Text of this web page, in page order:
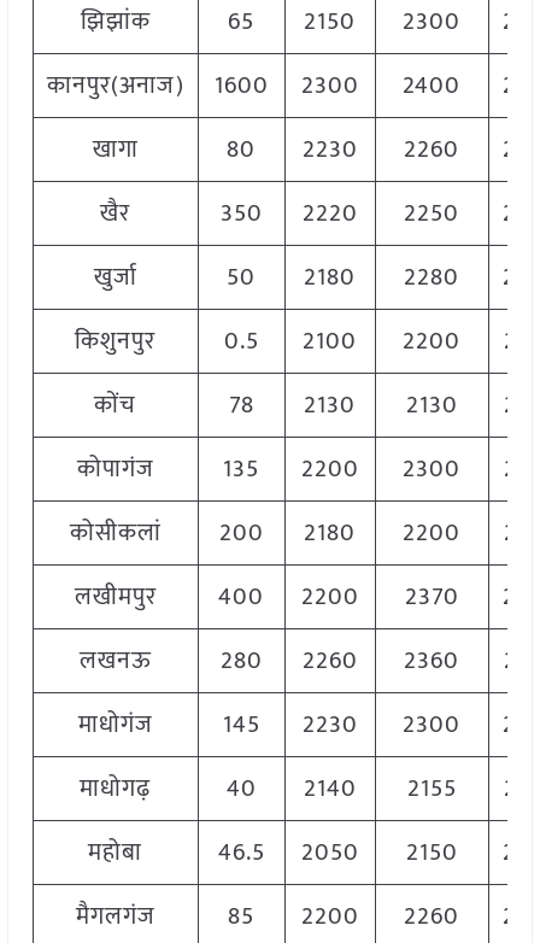
झिझांक
65 2150 2300
कानपुर(अनाज)
1600 2300 2400
खागा
80 2230 2260
खैर
350 2220 2250
खुर्जा
50 2180 2280
किशुनपुर
0.5 2100 2200
कोंच
78 2130 2130
कोपागंज
135 2200 2300
कोसीकलां
200 2180 2200
लखीमपुर
400 2200 2370
लखनऊ
280 2260 2360
माधोगंज
145 2230 2300
माधोगढ़
40 2140 2155
महोबा
46.5 2050 2150
मैगलगंज
85 2200 2260